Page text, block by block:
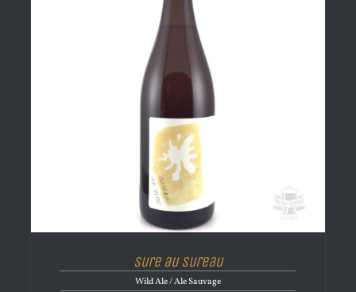
Sure au sureau
Wild Ale / Ale Sauvage